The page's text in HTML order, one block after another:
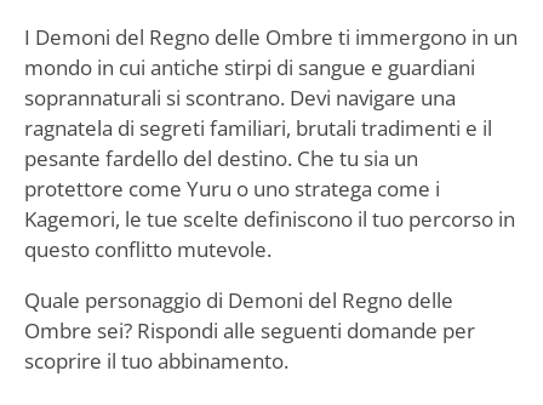
I Demoni del Regno delle Ombre ti immergono in un
mondo in cui antiche stirpi di sangue e guardiani
soprannaturali si scontrano. Devi navigare una
ragnatela di segreti familiari, brutali tradimenti e il
pesante fardello del destino. Che tu sia un
protettore come Yuru o uno stratega come i
Kagemori, le tue scelte definiscono il tuo percorso in
questo conflitto mutevole.
Quale personaggio di Demoni del Regno delle
Ombre sei? Rispondi alle seguenti domande per
scoprire il tuo abbinamento.